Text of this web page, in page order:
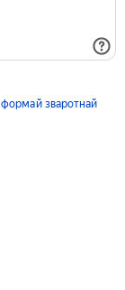
формай зваротнай